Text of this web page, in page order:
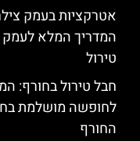
המדריך המלא לעמק
טירול
חבל טירול בחורף:
לחופשה מושלמת
החורף